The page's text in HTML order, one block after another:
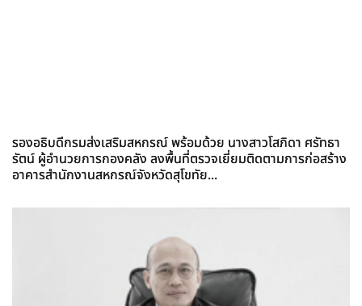
รองอธิบดีกรมส่งเสริมสหกรณ์ พร้อมด้วย นางสาวโสภิดา ศรัทธา
รัตน์ ผู้อำนวยการกองคลัง ลงพื้นที่ตรวจเยี่ยมติดตามการก่อสร้าง
อาคารสำนักงานสหกรณ์จังหวัดสุโขทัย...